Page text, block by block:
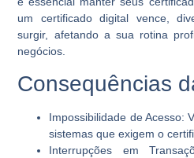
um certificado digital vence,
surgir, afetando a sua rotina
negócios.
Consequências
Impossibilidade de Acesso:
sistemas que exigem o
Interrupções em